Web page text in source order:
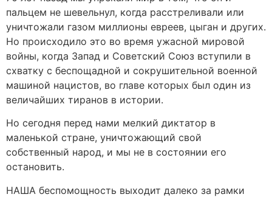
пальцем не шевельнул, когда расстреливали или
уничтожали газом миллионы евреев, цыган и других.
Но происходило это во время ужасной мировой
войны, когда Запад и Советский Союз вступили в
схватку с беспощадной и сокрушительной военной
машиной нацистов, во главе которых был один из
величайших тиранов в истории.
Но сегодня перед нами мелкий диктатор в
маленькой стране, уничтожающий свой
собственный народ, и мы не в состоянии его
остановить.
НАША беспомощность выходит далеко за рамки